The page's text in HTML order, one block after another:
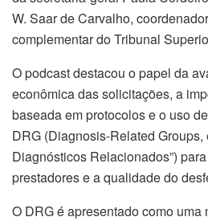
W. Saar de Carvalho,
complementar do Tribunal
O podcast destacou o papel da
econômica das solicitações, a
baseada em protocolos e o uso
DRG (Diagnosis-Related Groups,
Diagnósticos Relacionados”)
prestadores e a qualidade do
O DRG é apresentado como